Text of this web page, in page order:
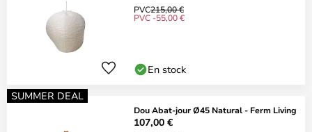
PVC215,00 €
PVC -55,00 €
En stock
SUMMER DEAL
Dou Abat-jour Ø45 Natural - Ferm Living
107,00 €